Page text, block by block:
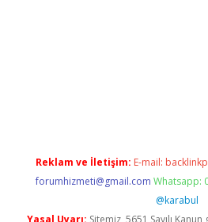
Reklam ve İletişim: E-mail:
forumhizmeti@gmail.com Whatsapp:
@karabul
Yasal Uyarı: Sitemiz, 5651 Sayılı